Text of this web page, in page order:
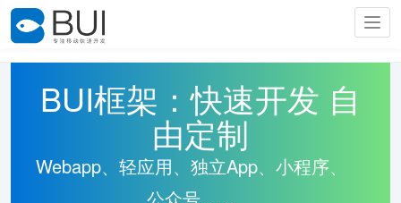
BUI框架：快速开发 自
由定制
Webapp、轻应用、独立App、小程序、